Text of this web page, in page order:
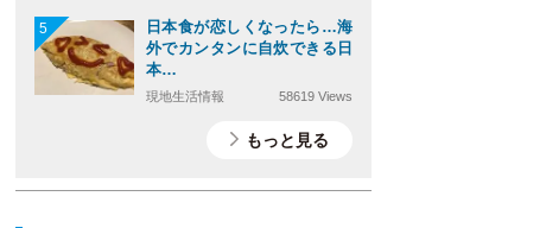
5
日本食が恋しくなったら…海
外でカンタンに自炊できる日
本…
現地生活情報 58619 Views
もっと見る